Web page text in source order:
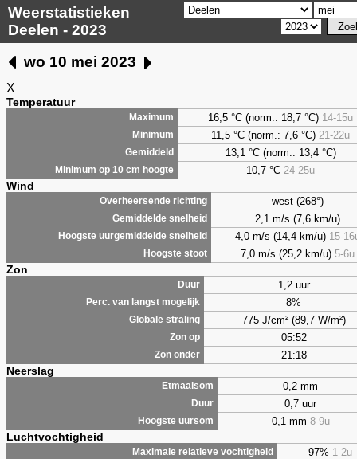
Weerstatistieken
Deelen - 2023
wo 10 mei 2023
X
Temperatuur
Maximum 16,5 °C (norm.: 18,7 °C) 14-15u
Minimum 11,5 °C (norm.: 7,6 °C) 21-22u
Gemiddeld 13,1 °C (norm.: 13,4 °C)
Minimum op 10 cm hoogte 10,7 °C 24-25u
Wind
Overheersende richting west (268°)
Gemiddelde snelheid 2,1 m/s (7,6 km/u)
Hoogste uurgemiddelde snelheid 4,0 m/s (14,4 km/u) 15-
Hoogste stoot 7,0 m/s (25,2 km/u) 5-6u
Zon
Duur 1,2 uur
Perc. van langst mogelijk 8%
Globale straling 775 J/cm² (89,7 W/m²)
Zon op 05:52
Zon onder 21:18
Neerslag
Etmaalsom 0,2 mm
Duur 0,7 uur
Hoogste uursom 0,1 mm 8-9u
Luchtvochtigheid
Maximale relatieve vochtigheid 97% 1-2u